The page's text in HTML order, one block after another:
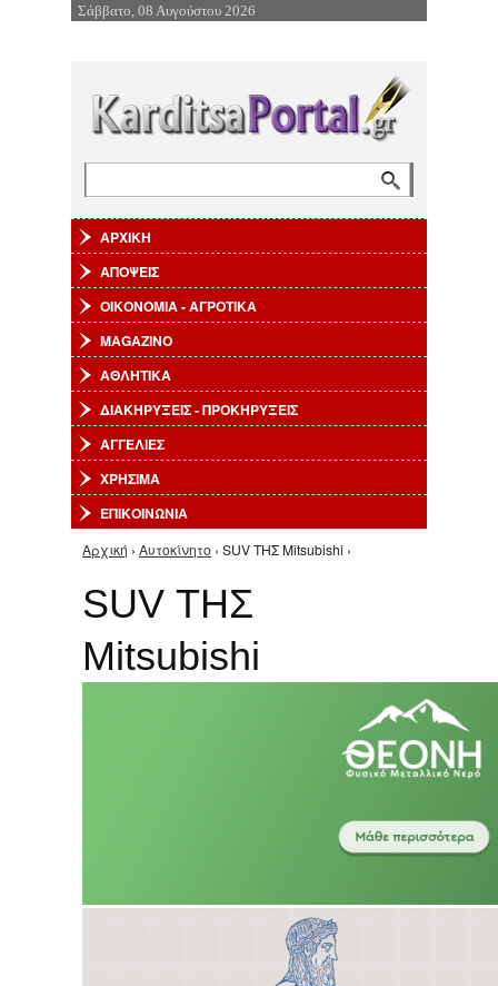
Επιστροφή στην Πλοήγηση
Σάββατο, 08 Αυγούστου 2026
ΑΡΧΙΚΗ
ΑΠΟΨΕΙΣ
ΟΙΚΟΝΟΜΙΑ - ΑΓΡΟΤΙΚΑ
MAGAZINO
ΑΘΛΗΤΙΚΑ
ΔΙΑΚΗΡΥΞΕΙΣ - ΠΡΟΚΗΡΥΞΕΙΣ
ΑΓΓΕΛΙΕΣ
ΧΡΗΣΙΜΑ
ΕΠΙΚΟΙΝΩΝΙΑ
Είστε εδώ
Αρχική › Αυτοκίνητο › SUV ΤΗΣ Mitsubishi ›
SUV ΤΗΣ
Mitsubishi